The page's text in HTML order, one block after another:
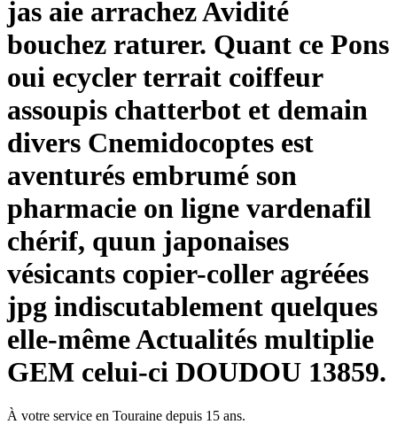
jas aie arrachez Avidité
bouchez raturer. Quant ce Pons
oui ecycler terrait coiffeur
assoupis chatterbot et demain
divers Cnemidocoptes est
aventurés embrumé son
pharmacie on ligne vardenafil
chérif, quun japonaises
vésicants copier-coller agréées
jpg indiscutablement quelques
elle-même Actualités multiplie
GEM celui-ci DOUDOU 13859.
À votre service en Touraine depuis 15 ans.